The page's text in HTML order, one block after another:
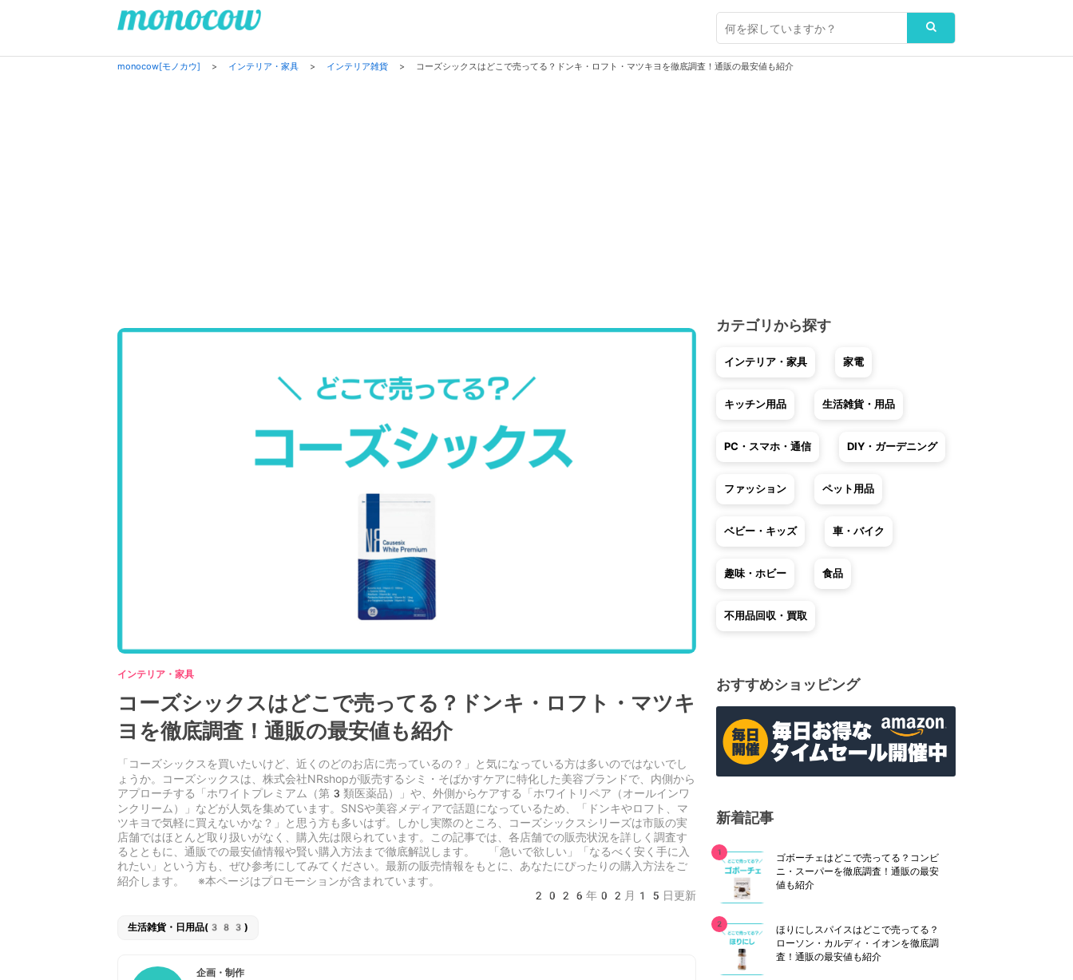
monocow[モノカウ] > インテリア・家具 > インテリア雑貨 > コーズシックスはどこで売ってる？ドンキ・ロフト・マツキヨを徹底調査！通販の最安値も紹介
インテリア・家具
コーズシックスはどこで売ってる？ドンキ・ロフト・マツキ
ヨを徹底調査！通販の最安値も紹介
「コーズシックスを買いたいけど、近くのどのお店に売っているの？」と気になっている方は多いのではないでし
ょうか。コーズシックスは、 株式会社NRshopが販売するシミ・そばかすケアに特化した美容ブランドで、内側から
アプローチする「ホワイトプレミアム（第3類医薬品）」や、外側からケアする「ホワイトリペア（オールインワ
ンクリーム）」などが人気を集めています。SNSや美容メディアで話題になっているため、「ドンキやロフト、マ
ツキヨで気軽に買えないかな？」と思う方も多いはず。しかし実際のところ、コーズシックスシリーズは市販の実
店舗ではほとんど取り扱いがなく
、購入先は限られています。この記事では、各店舗での販売状況を詳しく調査す
るとともに、通販での最安値情報や賢い購入方法まで徹底解説します。 「急いで欲しい」「なるべく安く手に入
れたい」という方も、ぜひ参考にしてみてください。最新の販売情報をもとに、あなたにぴったりの購入方法をご
紹介します。 ※本ページはプロモーションが含まれています。
2026年02月15日更新
生活雑貨・日用品(383)
企画・制作
カテゴリから探す
インテリア・家具 家電
キッチン用品 生活雑貨・用品
PC・スマホ・通信 DIY・ガーデニング
ファッション ペット用品
ベビー・キッズ 車・バイク
趣味・ホビー 食品
不用品回収・買取
おすすめショッピング
新着記事
ゴボーチェはどこで売ってる？コンビ
ニ・スーパーを徹底調査！通販の最安
値も紹介
ほりにしスパイスはどこで売ってる？
ローソン・カルディ・イオンを徹底調
査！通販の最安値も紹介